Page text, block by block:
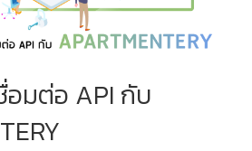
อมต่อ API กับ